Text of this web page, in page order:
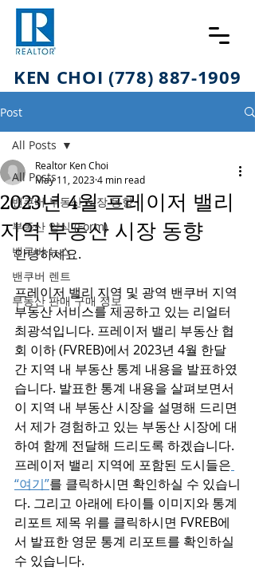
KEN CHOI (778) 887-1909
Post
All Posts
밴쿠버 부동산 시장 동향
부동산 양식 (Form)
밴쿠버 뉴스
밴쿠버 렌트
부동산 판매 구매 정보
All Posts
2023년 4월 프레이저 밸리
지역 부동산 시장 동향
Realtor Ken Choi
May 11, 20234 min read
안녕하세요.
프레이저 밸리 지역 및 광역 밴쿠버 지역
부동산 서비스를 제공하고 있는 리얼터
최광석입니다. 프레이저 밸리 부동산 협
회 이하 (FVREB)에서 2023년 4월 한달
간 지역 내 부동산 통계 내용을 발표하였
습니다. 발표한 통계 내용을 살펴보면서
이 지역 내 부동산 시장을 설명해 드리면
서 제가 경험하고 있는 부동산 시장에 대
하여 함께 전달해 드리도록 하겠습니다.
프레이저 밸리 지역에 포함된 도시들은
“여기”를 클릭하시면 확인하실 수 있습니
다. 그리고 아래에 타이틀 이미지와 통계
리포트 제목 위를 클릭하시면 FVREB에
서 발표한 영문 통계 리포트를 확인하실
수 있습니다.